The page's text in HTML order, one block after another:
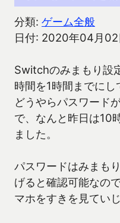
分類: ゲーム全般
日付: 2020年04月02
Switchのみまもり設
時間を1時間までにし
どうやらパスワード
で、なんと昨日は10
ました。
パスワードはみまも
げると確認可能なの
マホをすきを見てい